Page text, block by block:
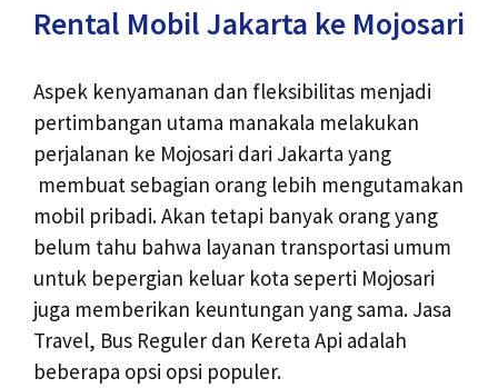
Rental Mobil Jakarta ke Mojosari
Aspek kenyamanan dan fleksibilitas menjadi
pertimbangan utama manakala melakukan
perjalanan ke Mojosari dari Jakarta yang
membuat sebagian orang lebih mengutamakan
mobil pribadi. Akan tetapi banyak orang yang
belum tahu bahwa layanan transportasi umum
untuk bepergian keluar kota seperti Mojosari
juga memberikan keuntungan yang sama. Jasa
Travel, Bus Reguler dan Kereta Api adalah
beberapa opsi opsi populer.